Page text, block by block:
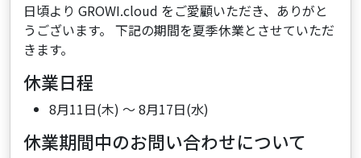
日頃より GROWI.cloud をご愛顧いただき、ありがと
うございます。 下記の期間を夏季休業とさせていただ
きます。
休業日程
8月11日(木) ～ 8月17日(水)
休業期間中のお問い合わせについて